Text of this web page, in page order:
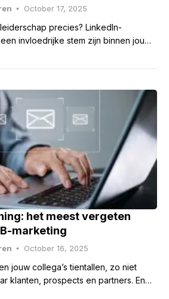
October 17, 2025
precies? LinkedIn-
invloedrijke stem zijn binnen jouw
op
het meest vergeten
marketing
October 16, 2025
jouw collega’s tientallen, zo niet
klanten, prospects en partners. En